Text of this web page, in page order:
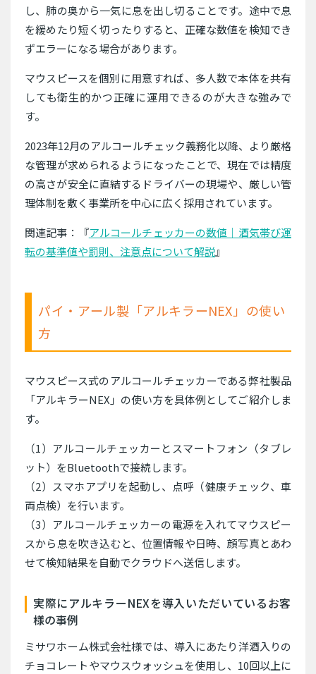
し、肺の奥から一気に息を出し切ることです。途中で息
を緩めたり短く切ったりすると、正確な数値を検知でき
ずエラーになる場合があります。
マウスピースを個別に用意すれば、多人数で本体を共有
しても衛生的かつ正確に運用できるのが大きな強みで
す。
2023年12月のアルコールチェック義務化以降、より厳格
な管理が求められるようになったことで、現在では精度
の高さが安全に直結するドライバーの現場や、厳しい管
理体制を敷く事業所を中心に広く採用されています。
関連記事：『アルコールチェッカーの数値｜酒気帯び運
転の基準値や罰則、注意点について解説』
パイ・アール製「アルキラーNEX」の使い
方
マウスピース式のアルコールチェッカーである弊社製品
「アルキラーNEX」の使い方を具体例としてご紹介しま
す。
（1）アルコールチェッカーとスマートフォン（タブレ
ット）をBluetoothで接続します。
（2）スマホアプリを起動し、点呼（健康チェック、車
両点検）を行います。
（3）アルコールチェッカーの電源を入れてマウスピー
スから息を吹き込むと、位置情報や日時、顔写真とあわ
せて検知結果を自動でクラウドへ送信します。
実際にアルキラーNEXを導入いただいているお客
様の事例
ミサワホーム株式会社様では、導入にあたり洋酒入りの
チョコレートやマウスウォッシュを使用し、10回以上に